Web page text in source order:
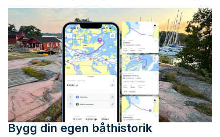
Bygg din egen båthistorik